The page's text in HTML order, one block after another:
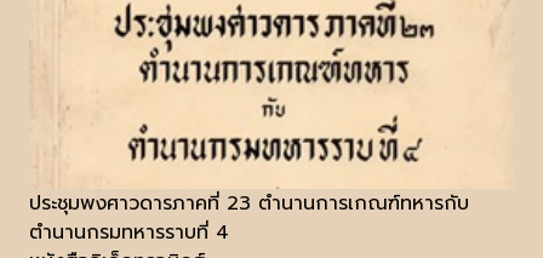
ประชุมพงศาวดารภาคที่ 23 ตำนานการเกณฑ์ทหารกับ
ตำนานกรมทหารราบที่ 4